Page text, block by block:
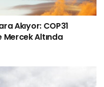
Akıyor: COP31
Altında